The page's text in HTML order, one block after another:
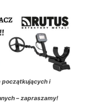
i
– zapraszamy!